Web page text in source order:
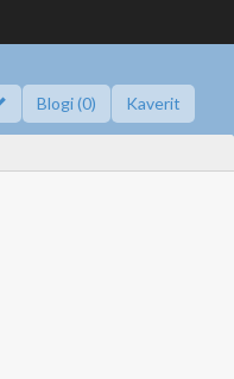
Blogi (0) Kaverit